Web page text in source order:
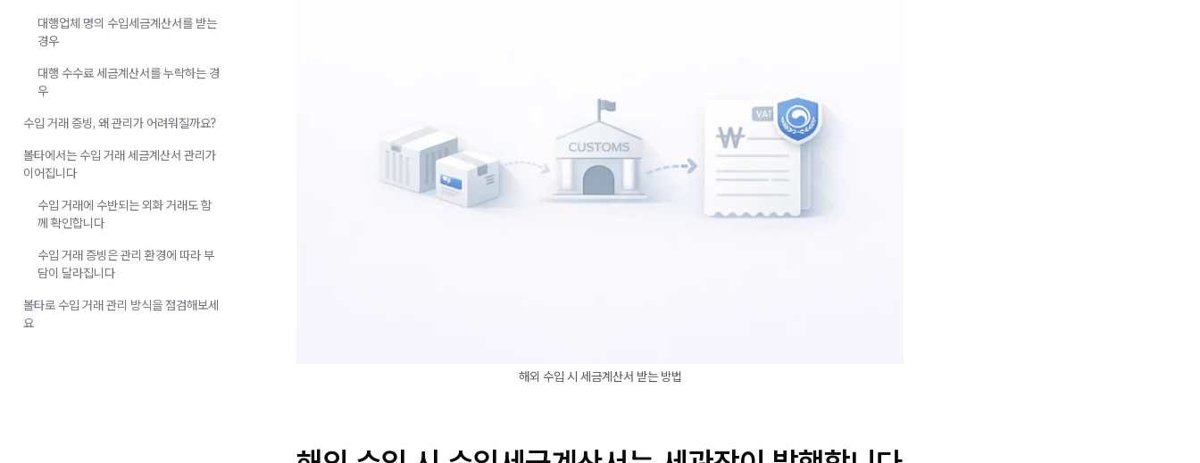
해외 수입 시 세금계산서 받는 방법
대행업체 명의 수입세금계산서를 받는
경우
대행 수수료 세금계산서를 누락하는 경
우
수입 거래 증빙, 왜 관리가 어려워질까요?
볼타에서는 수입 거래 세금계산서 관리가
이어집니다
수입 거래에 수반되는 외화 거래도 함
께 확인합니다
수입 거래 증빙은 관리 환경에 따라 부
담이 달라집니다
볼타로 수입 거래 관리 방식을 점검해보세
요